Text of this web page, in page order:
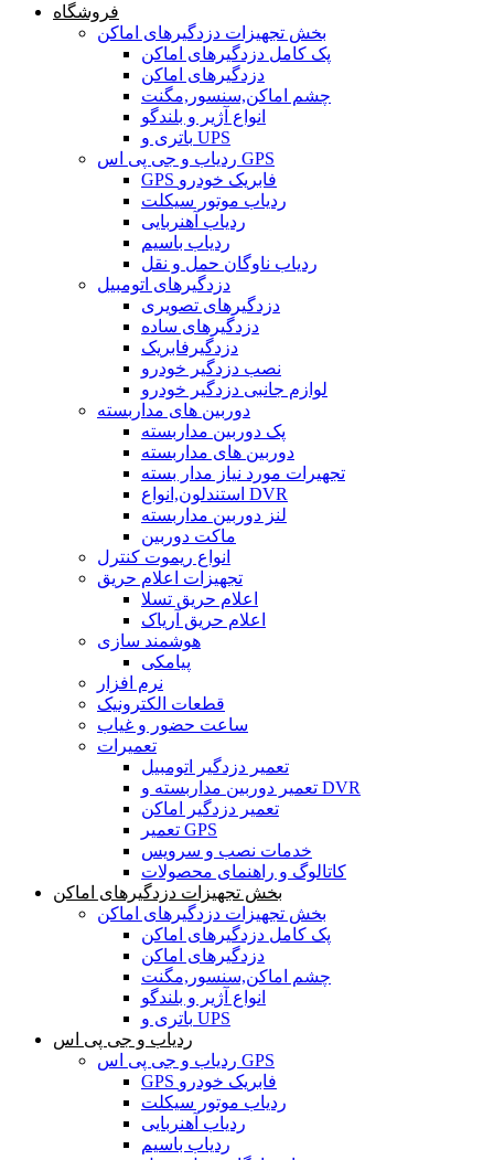
فروشگاه
بخش تجهیزات دزدگیرهای اماکن
پک کامل دزدگیرهای اماکن
دزدگیرهای اماکن
چشم اماکن,سنسور,مگنت
انواع آژیر و بلندگو
باتری و UPS
ردیاب و جی پی اس GPS
GPS فابریک خودرو
ردیاب موتور سیکلت
ردیاب آهنربایی
ردیاب باسیم
ردیاب ناوگان حمل و نقل
دزدگیرهای اتومبیل
دزدگیرهای تصویری
دزدگیرهای ساده
دزدگیرفابریک
نصب دزدگیر خودرو
لوازم جانبی دزدگیر خودرو
دوربین های مداربسته
پک دوربین مداربسته
دوربین های مداربسته
تجهیرات مورد نیاز مدار بسته
استندلون,انواع DVR
لنز دوربین مداربسته
ماکت دوربین
انواع ریموت کنترل
تجهیزات اعلام حریق
اعلام حریق تسلا
اعلام حریق آریاک
هوشمند سازی
پیامکی
نرم افزار
قطعات الکترونیک
ساعت حضور و غیاب
تعمیرات
تعمیر دزدگیر اتومبیل
تعمیر دوربین مداربسته و DVR
تعمیر دزدگیر اماکن
تعمیر GPS
خدمات نصب و سرویس
کاتالوگ و راهنمای محصولات
بخش تجهیزات دزدگیرهای اماکن
بخش تجهیزات دزدگیرهای اماکن
پک کامل دزدگیرهای اماکن
دزدگیرهای اماکن
چشم اماکن,سنسور,مگنت
انواع آژیر و بلندگو
باتری و UPS
ردیاب و جی پی اس
ردیاب و جی پی اس GPS
GPS فابریک خودرو
ردیاب موتور سیکلت
ردیاب آهنربایی
ردیاب باسیم